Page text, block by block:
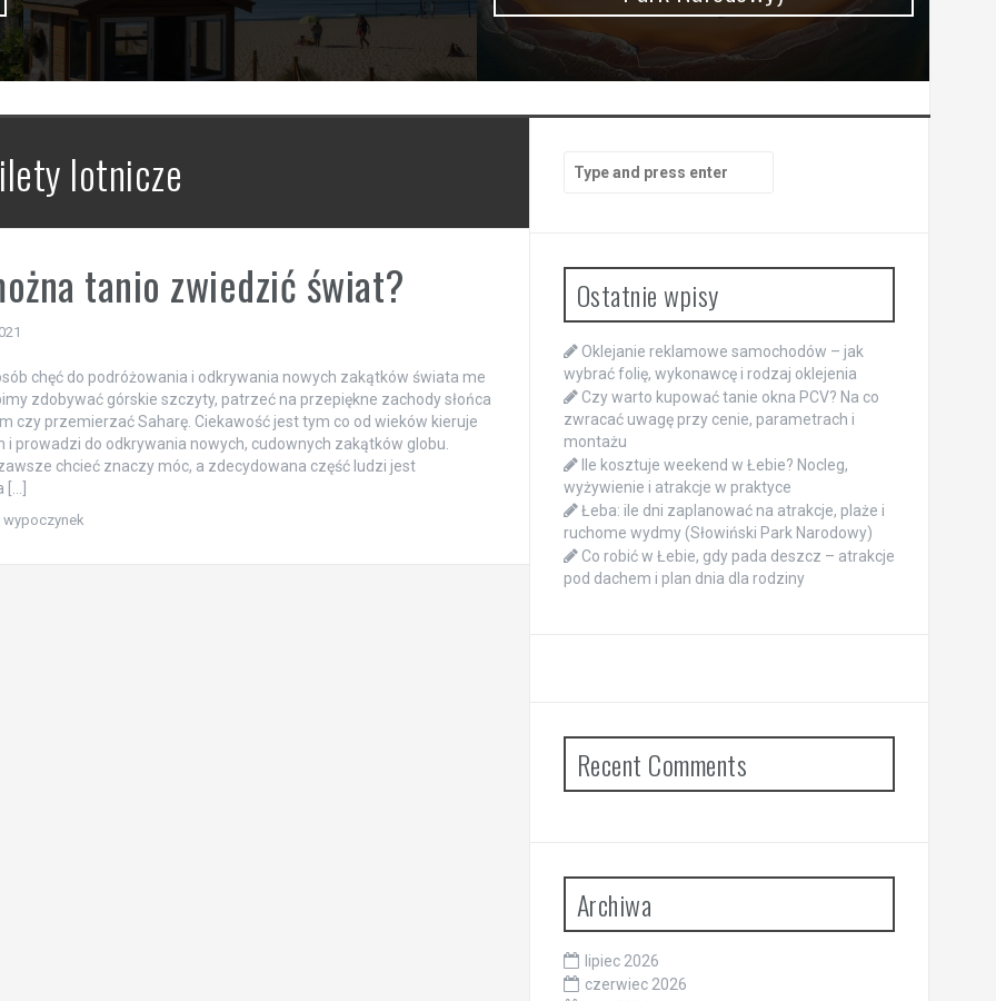
lotnicze
tanio zwiedzić świat?
chęć do podróżowania i odkrywania nowych zakątków świata me
zdobywać górskie szczyty, patrzeć na przepiękne zachody słońca
czy przemierzać Saharę. Ciekawość jest tym co od wieków kieruje
i prowadzi do odkrywania nowych, cudownych zakątków globu.
chcieć znaczy móc, a zdecydowana część ludzi jest
[…]
wypoczynek
for:
Ostatnie wpisy
Oklejanie reklamowe samochodów – jak
wybrać folię, wykonawcę i rodzaj oklejenia
Czy warto kupować tanie okna PCV? Na co
zwracać uwagę przy cenie, parametrach i
montażu
Ile kosztuje weekend w Łebie? Nocleg,
wyżywienie i atrakcje w praktyce
Łeba: ile dni zaplanować na atrakcje, plaże i
ruchome wydmy (Słowiński Park Narodowy)
Co robić w Łebie, gdy pada deszcz – atrakcje
pod dachem i plan dnia dla rodziny
Recent Comments
Archiwa
lipiec 2026
czerwiec 2026